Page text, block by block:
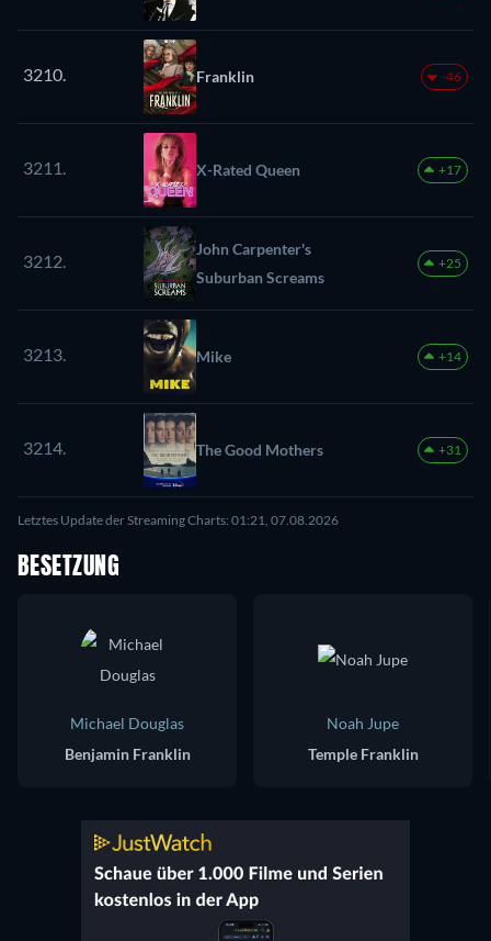
3210. Franklin -46
3211. X-Rated Queen +17
3212.
John Carpenter's
Suburban Screams
+25
3213. Mike +14
3214. The Good Mothers +31
Letztes Update der Streaming Charts: 01:21, 07.08.2026
BESETZUNG
Michael Douglas
Benjamin Franklin
Noah Jupe
Temple Franklin